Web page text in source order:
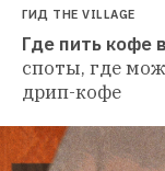
ГИД THE VILLAGE
Где пить кофе
споты, где
дрип-кофе